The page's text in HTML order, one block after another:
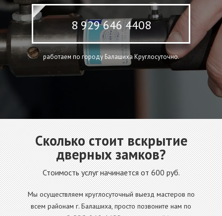
8 929 646 4408
работаем по городу Балашиха Круглосуточно.
Сколько стоит вскрытие
дверных замков?
Стоимость услуг начинается от 600 руб.
Мы осуществляем круглосуточный выезд мастеров по
всем районам г. Балашиха, просто позвоните нам по